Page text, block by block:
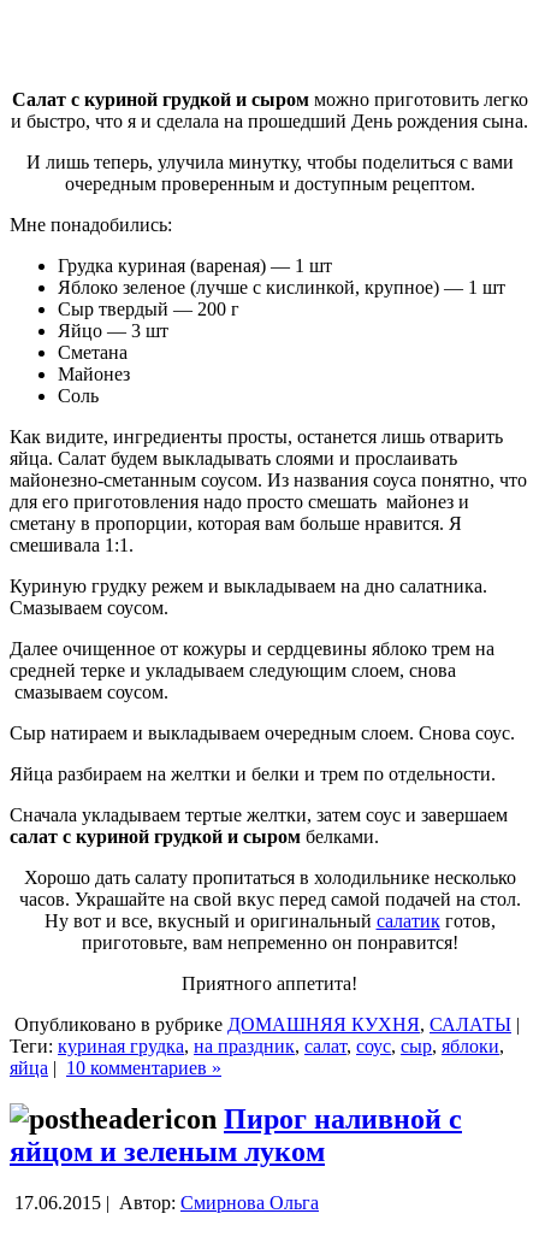
Салат с куриной грудкой и сыром можно приготовить легко
и быстро, что я и сделала на прошедший День рождения сына.
И лишь теперь, улучила минутку, чтобы поделиться с вами
очередным проверенным и доступным рецептом.
Мне понадобились:
Грудка куриная (вареная) — 1 шт
Яблоко зеленое (лучше с кислинкой, крупное) — 1 шт
Сыр твердый — 200 г
Яйцо — 3 шт
Сметана
Майонез
Соль
Как видите, ингредиенты просты, останется лишь отварить
яйца. Салат будем выкладывать слоями и прослаивать
майонезно-сметанным соусом. Из названия соуса понятно, что
для его приготовления надо просто смешать майонез и
сметану в пропорции, которая вам больше нравится. Я
смешивала 1:1.
Куриную грудку режем и выкладываем на дно салатника.
Смазываем соусом.
Далее очищенное от кожуры и сердцевины яблоко трем на
средней терке и укладываем следующим слоем, снова
смазываем соусом.
Сыр натираем и выкладываем очередным слоем. Снова соус.
Яйца разбираем на желтки и белки и трем по отдельности.
Сначала укладываем тертые желтки, затем соус и завершаем
салат с куриной грудкой и сыром белками.
Хорошо дать салату пропитаться в холодильнике несколько
часов. Украшайте на свой вкус перед самой подачей на стол.
Ну вот и все, вкусный и оригинальный салатикготов,
приготовьте, вам непременно он понравится!
Приятного аппетита!
Опубликовано в рубрике ДОМАШНЯЯ КУХНЯ, САЛАТЫ |
Теги: куриная грудка, на праздник, салат, соус, сыр, яблоки,
яйца | 10 комментариев »
Пирог наливной с
яйцом и зеленым луком
17.06.2015 | Автор: Смирнова Ольга